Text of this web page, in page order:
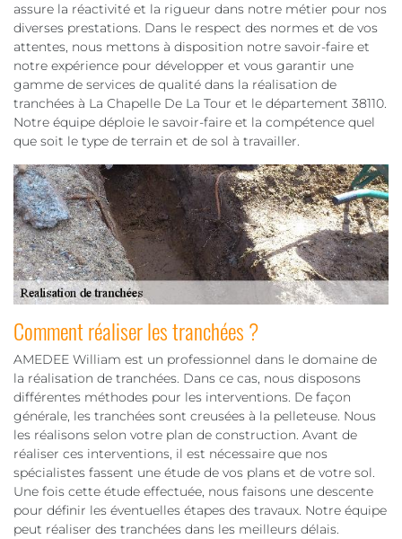
assure la réactivité et la rigueur dans notre métier pour nos
diverses prestations. Dans le respect des normes et de vos
attentes, nous mettons à disposition notre savoir-faire et
notre expérience pour développer et vous garantir une
gamme de services de qualité dans la réalisation de
tranchées à La Chapelle De La Tour et le département 38110.
Notre équipe déploie le savoir-faire et la compétence quel
que soit le type de terrain et de sol à travailler.
Comment réaliser les tranchées ?
AMEDEE William est un professionnel dans le domaine de
la réalisation de tranchées. Dans ce cas, nous disposons
différentes méthodes pour les interventions. De façon
générale, les tranchées sont creusées à la pelleteuse. Nous
les réalisons selon votre plan de construction. Avant de
réaliser ces interventions, il est nécessaire que nos
spécialistes fassent une étude de vos plans et de votre sol.
Une fois cette étude effectuée, nous faisons une descente
pour définir les éventuelles étapes des travaux. Notre équipe
peut réaliser des tranchées dans les meilleurs délais.